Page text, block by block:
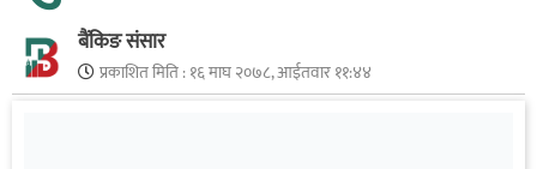
बैंकिङ संसार
प्रकाशित मिति :१६ माघ २०७८, आईतवार ११:४४